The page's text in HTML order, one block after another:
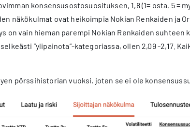
konsensusostosuosituksen, 1,8 (1= osta, 5 =
näkökulmat ovat heikoimpia Nokian Renkaiden ja
on vain hieman parempi Nokian Renkaiden
”ylipainota”-kategoriassa, ollen 2,09 -2,17.
pörssihistorian vuoksi, joten se ei ole